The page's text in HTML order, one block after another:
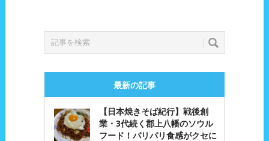
最新の記事
【日本焼きそば紀行】戦後創
業・3代続く郡上八幡のソウル
フード！パリパリ食感がクセに